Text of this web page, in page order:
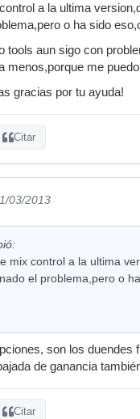
a la ultima
o ha sido
tools aun sigo con
menos,porque me
gracias por tu ayuda!
Citar
03/2013
mix control a la ultima
el problema,pero o
son los
de ganancia
Citar